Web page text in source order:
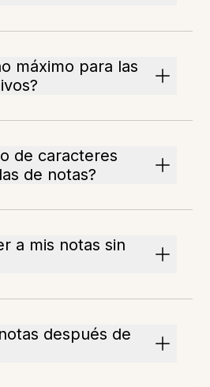
máximo para las
de caracteres
de notas?
a mis notas sin
después de